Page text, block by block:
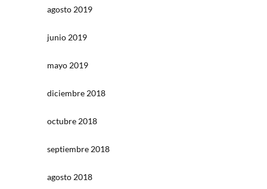
agosto 2019
junio 2019
mayo 2019
diciembre 2018
octubre 2018
septiembre 2018
agosto 2018